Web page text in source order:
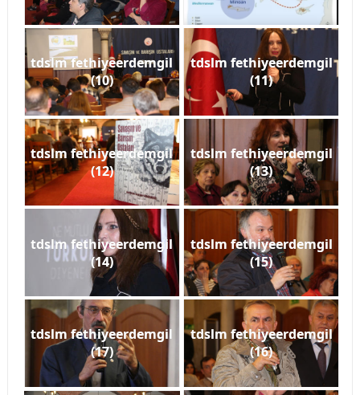
tdslm fethiyeerdemgil
(10)
tdslm fethiyeerdemgil
(11)
tdslm fethiyeerdemgil
(12)
tdslm fethiyeerdemgil
(13)
tdslm fethiyeerdemgil
(14)
tdslm fethiyeerdemgil
(15)
tdslm fethiyeerdemgil
(17)
tdslm fethiyeerdemgil
(16)